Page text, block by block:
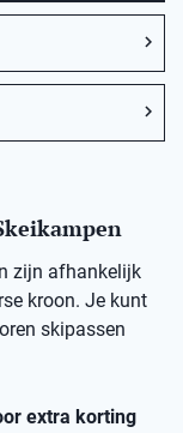
zijn afhankelijk
kroon. Je kunt
skipassen
extra korting